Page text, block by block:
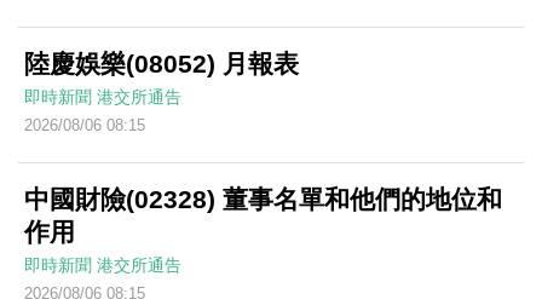
陸慶娛樂(08052) 月報表
即時新聞 港交所通告
2026/08/06 08:15
中國財險(02328) 董事名單和他們的地位和
作用
即時新聞 港交所通告
2026/08/06 08:15